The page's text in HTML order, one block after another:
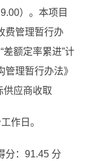
）。本项目
费管理暂行办
额定率累进”计
理暂行办法》
供应商收取
作日。
分：91.45 分